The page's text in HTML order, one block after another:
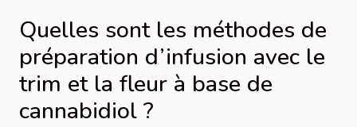
Quelles sont les méthodes de
préparation d’infusion avec le
trim et la fleur à base de
cannabidiol ?